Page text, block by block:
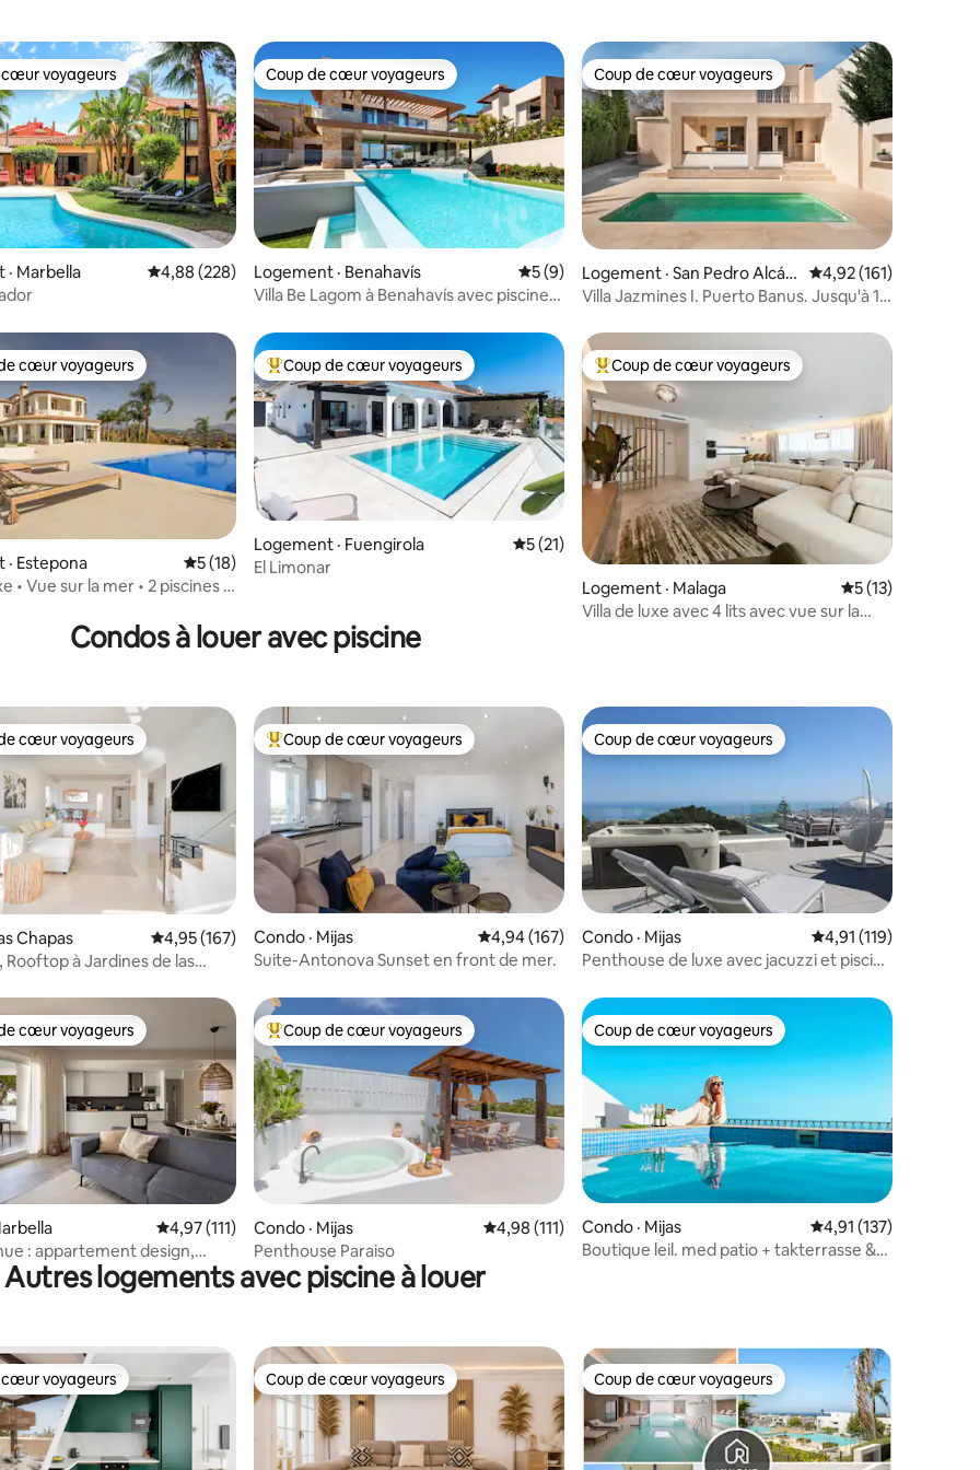
5, 22 commentaires
cœur voyageurs
voyageurs
Marbella Note moyenne de 4,88 sur 5, 228 commentaires
4,88 (228)
Coup de cœur voyageurs
Coup de cœur voyageurs
Logement · Benahavís Note moyenne de 5 sur 5, 9 commentaires
5 (9)
Villa Be Lagom à Benahavís avec piscine
Coup de cœur voyageurs
Coup de cœur voyageurs
Logement · San Pedro Alcán
tara
Note moyenne de
4,92 (161)
Villa Jazmines I. Puerto Banus. Jusqu'à 16
sur 5, 7 commentaires
cœur voyageurs parmi les plus aimés
cœur voyageurs
Estepona Note moyenne de 5 sur 5, 18 commentaires
5 (18)
• Vue sur la mer • 2 piscines •
Coup de cœur voyageurs parmi les plus aimés
Coup de cœur voyageurs
Logement · Fuengirola Note moyenne de 5 sur 5, 21 commentaires
5 (21)
El Limonar
Coup de cœur voyageurs parmi les plus aimés
Coup de cœur voyageurs
Logement · Malaga Note moyenne
5 (13)
Villa de luxe avec 4 lits avec vue sur la
Condos à louer avec piscine
5, 102 commentaires
cœur voyageurs parmi les plus aimés
cœur voyageurs
Chapas Note moyenne de 4,95 sur 5, 167 commentaires
4,95 (167)
Rooftop à Jardines de las
Coup de cœur voyageurs parmi les plus aimés
Coup de cœur voyageurs
Condo · Mijas Note moyenne de 4,94 sur 5, 167 commentaires
4,94 (167)
Suite-Antonova Sunset en front de mer.
Coup de cœur voyageurs
Coup de cœur voyageurs
Condo · Mijas Note moyenne de
4,91 (119)
Penthouse de luxe avec jacuzzi et piscine
5, 370 commentaires
cœur voyageurs parmi les plus aimés
cœur voyageurs
Note moyenne de 4,97 sur 5, 111 commentaires
4,97 (111)
: appartement design,
Coup de cœur voyageurs parmi les plus aimés
Coup de cœur voyageurs
Condo · Mijas Note moyenne de 4,98 sur 5, 111 commentaires
4,98 (111)
Penthouse Paraiso
Coup de cœur voyageurs
Coup de cœur voyageurs
Condo · Mijas Note moyenne de
4,91 (137)
Boutique leil. med patio + takterrasse &
Autres logements avec piscine à louer
cœur voyageurs
voyageurs Coup de cœur voyageurs
Coup de cœur voyageurs Coup de cœur voyageurs
Coup de cœur voyageurs